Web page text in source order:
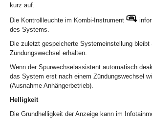
kurz auf.
Die Kontrollleuchte im Kombi-Instrument
des Systems.
Die zuletzt gespeicherte Systemeinstellung bleibt
Zündungswechsel erhalten.
Wenn der Spurwechselassistent automatisch
das System erst nach einem Zündungswechsel
(Ausnahme Anhängerbetrieb).
Helligkeit
Die Grundhelligkeit der Anzeige kann im